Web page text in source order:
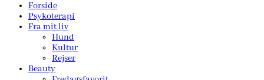
Forside
Psykoterapi
Fra mit liv
Hund
Kultur
Rejser
Beauty